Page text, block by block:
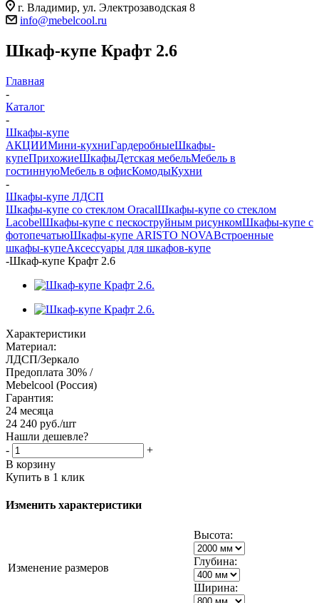
г. Владимир, ул. Электрозаводская 8
info@mebelcool.ru
Шкаф-купе Крафт 2.6
Главная
-
Каталог
-
Шкафы-купе
АКЦИИМини-кухниГардеробныеШкафы-
купеПрихожиеШкафыДетская мебельМебель в
гостиннуюМебель в офисКомодыКухни
-
Шкафы-купе ЛДСП
Шкафы-купе со стеклом OracalШкафы-купе со стеклом
LacobelШкафы-купе с пескоструйным рисункомШкафы-купе с
фотопечатьюШкафы-купе ARISTO NOVAВстроенные
шкафы-купеАксессуары для шкафов-купе
-Шкаф-купе Крафт 2.6
Характеристики
Материал:
ЛДСП/Зеркало
Предоплата 30% /
Mebelcool (Россия)
Гарантия:
24 месяца
24 240 руб./шт
Нашли дешевле?
-
+
В корзину
Купить в 1 клик
Изменить характеристики
Изменение размеров
Высота:
Глубина:
Ширина: